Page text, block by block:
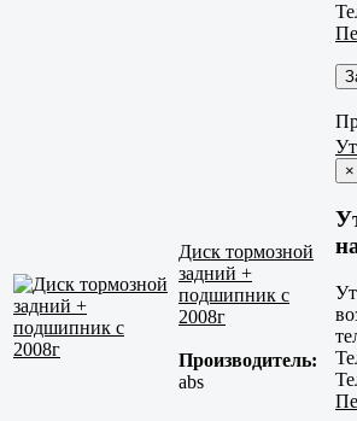
Диск тормозной
задний +
подшипник c
2008г
Производитель:
abs
×